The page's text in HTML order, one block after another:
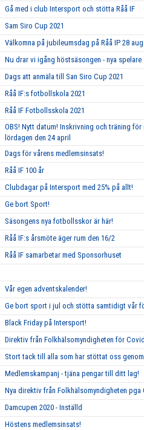
Gå med i club Intersport och stötta Råå IF
Sam Siro Cup 2021
Välkomna på jubileumsdag på Råå IP 28 aug
Nu drar vi igång höstsäsongen - nya spelare
Dags att anmäla till San Siro Cup 2021
Råå IF:s fotbollskola 2021
Råå IF Fotbollsskola 2021
OBS! Nytt datum! Inskrivning och träning för
lördagen den 24 april
Dags för vårens medlemsinsats!
Råå IF 100 år
Clubdagar på Intersport med 25% på allt!
Ge bort Sport!
Säsongens nya fotbollsskor är här!
Råå IF:s årsmöte äger rum den 16/2
Råå IF samarbetar med Sponsorhuset
Vår egen adventskalender!
Ge bort sport i jul och stötta samtidigt vår
Black Friday på Intersport!
Direktiv från Folkhälsomyndigheten för
Stort tack till alla som har stöttat oss
Medlemskampanj - tjäna pengar till ditt lag!
Nya direktiv från Folkhälsomyndigheten pga
Damcupen 2020 - Inställd
Höstens medlemsinsats!